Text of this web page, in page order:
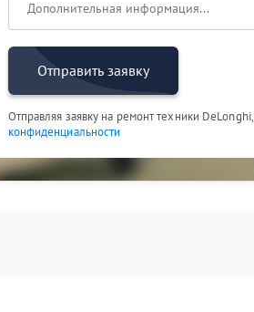
Отправить заявку
Отправляя заявку на ремонт техники
конфиденциальности